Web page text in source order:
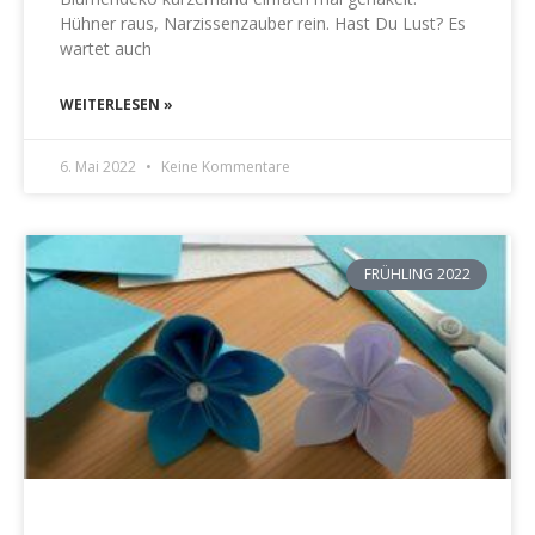
Hühner raus, Narzissenzauber rein. Hast Du Lust? Es
wartet auch
WEITERLESEN »
6. Mai 2022 Keine Kommentare
FRÜHLING 2022